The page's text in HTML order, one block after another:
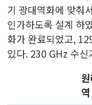
기 광대역화에 맞춰
인가하도록 설계 하
화가 완료되었고,
있다. 230 GHz 수
역